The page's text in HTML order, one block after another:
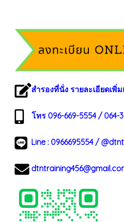
สำรองที่นั่ง รายละเอียดเพิ่
โทร 096-669-5554 / 064-
Line : 0966695554/